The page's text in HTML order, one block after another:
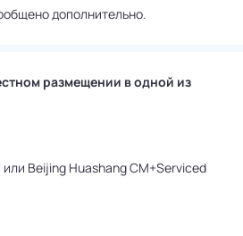
дополнительно.
размещении в одной из
Beijing Huashang CM+Serviced